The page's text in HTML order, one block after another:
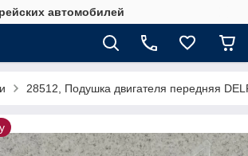
автомобилей
28512, Подушка двигателя передняя